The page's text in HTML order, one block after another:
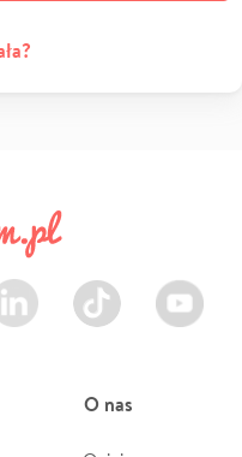
TikTok Youtube
O nas